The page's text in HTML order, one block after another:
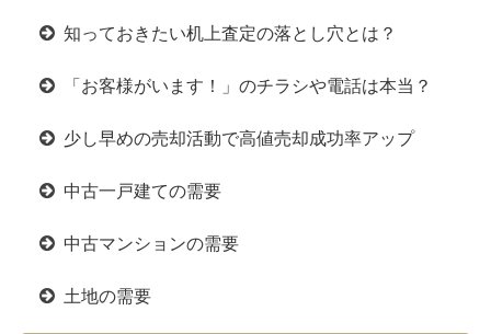
知っておきたい机上査定の落とし穴とは？
「お客様がいます！」のチラシや電話は本当？
少し早めの売却活動で高値売却成功率アップ
中古一戸建ての需要
中古マンションの需要
土地の需要